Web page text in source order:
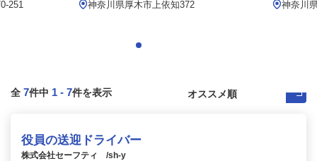
251
神奈川県厚木市上依知372
神奈川
全 7件中 1 - 7件を表示
役員の送迎ドライバー
株式会社セーフティ /sh-y